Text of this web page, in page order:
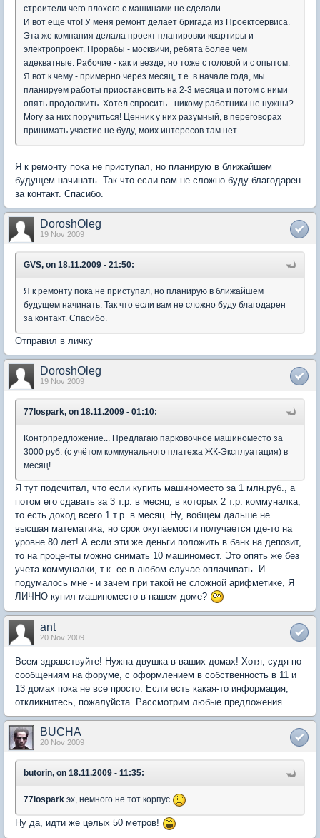
строители чего плохого с машинами не сделали.
И вот еще что! У меня ремонт делает бригада из Проектсервиса.
Эта же компания делала проект планировки квартиры и
электропроект. Прорабы - москвичи, ребята более чем
адекватные. Рабочие - как и везде, но тоже с головой и с опытом.
Я вот к чему - примерно через месяц, т.е. в начале года, мы
планируем работы приостановить на 2-3 месяца и потом с ними
опять продолжить. Хотел спросить - никому работники не нужны?
Могу за них поручиться! Ценник у них разумный, в переговорах
принимать участие не буду, моих интересов там нет.
Я к ремонту пока не приступал, но планирую в ближайшем
будущем начинать. Так что если вам не сложно буду благодарен
за контакт. Спасибо.
DoroshOleg
19 Nov 2009
GVS, on 18.11.2009 - 21:50:
Я к ремонту пока не приступал, но планирую в ближайшем
будущем начинать. Так что если вам не сложно буду благодарен
за контакт. Спасибо.
Отправил в личку
DoroshOleg
19 Nov 2009
77lospark, on 18.11.2009 - 01:10:
Контрпредложение... Предлагаю парковочное машиноместо за
3000 руб. (с учётом коммунального платежа ЖК-Эксплуатация) в
месяц!
Я тут подсчитал, что если купить машиноместо за 1 млн.руб., а
потом его сдавать за 3 т.р. в месяц, в которых 2 т.р. коммуналка,
то есть доход всего 1 т.р. в месяц. Ну, вобщем дальше не
высшая математика, но срок окупаемости получается где-то на
уровне 80 лет! А если эти же деньги положить в банк на депозит,
то на проценты можно снимать 10 машиномест. Это опять же без
учета коммуналки, т.к. ее в любом случае оплачивать. И
подумалось мне - и зачем при такой не сложной арифметике, Я
ЛИЧНО купил машиноместо в нашем доме?
ant
20 Nov 2009
Всем здравствуйте! Нужна двушка в ваших домах! Хотя, судя по
сообщениям на форуме, с оформлением в собственность в 11 и
13 домах пока не все просто. Если есть какая-то информация,
откликнитесь, пожалуйста. Рассмотрим любые предложения.
BUCHA
20 Nov 2009
butorin, on 18.11.2009 - 11:35:
77lospark эх, немного не тот корпус
Ну да, идти же целых 50 метров!